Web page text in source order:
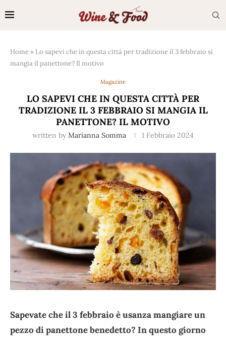
Home » Lo sapevi che in questa città per tradizione il 3 febbraio si
mangia il panettone? Il motivo
Magazine
LO SAPEVI CHE IN QUESTA CITTÀ PER
TRADIZIONE IL 3 FEBBRAIO SI MANGIA IL
PANETTONE? IL MOTIVO
written by Marianna Somma 1 Febbraio 2024
Sapevate che il 3 febbraio è usanza mangiare un
pezzo di panettone benedetto? In questo giorno